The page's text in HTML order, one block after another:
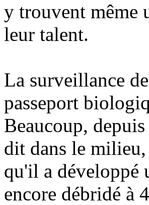
y trouvent même
leur talent.
La surveillance
passeport
Beaucoup,
dit dans le milieu,
qu'il a développé
encore débridé à